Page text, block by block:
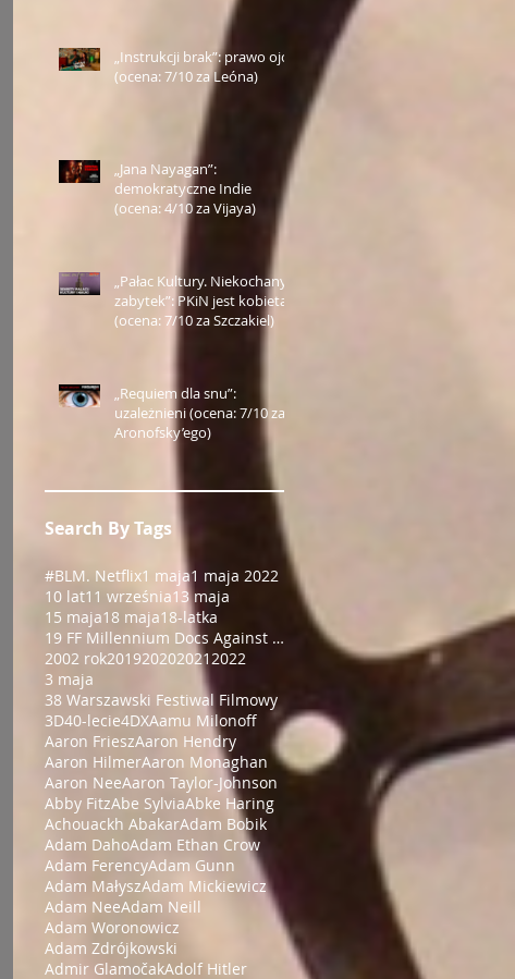
„Instrukcji brak”: prawo ojca
(ocena: 7/10 za Leóna)
„Jana Nayagan”:
demokratyczne Indie
(ocena: 4/10 za Vijaya)
„Pałac Kultury. Niekochany
zabytek”: PKiN jest kobietą
(ocena: 7/10 za Szczakiel)
„Requiem dla snu”:
uzależnieni (ocena: 7/10 za
Aronofsky’ego)
Search By Tags
#BLM. Netflix1 maja1 maja 2022
10 lat11 września13 maja
15 maja18 maja18-latka
19 FF Millennium Docs Against Gravity!
2002 rok201920202021 2022
3 maja
38 Warszawski Festiwal Filmowy
3D40-lecie4DXAamu Milonoff
Aaron FrieszAaron Hendry
Aaron HilmerAaron Monaghan
Aaron NeeAaron Taylor-Johnson
Abby FitzAbe SylviaAbke Haring
Achouackh AbakarAdam Bobik
Adam DahoAdam Ethan Crow
Adam FerencyAdam Gunn
Adam MałyszAdam Mickiewicz
Adam NeeAdam Neill
Adam Woronowicz
Adam Zdrójkowski
Admir GlamočakAdolf Hitler